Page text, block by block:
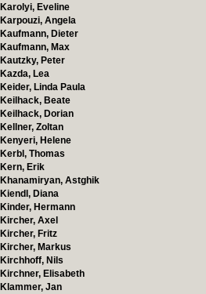
Karolyi, Eveline
Karpouzi, Angela
Kaufmann, Dieter
Kaufmann, Max
Kautzky, Peter
Kazda, Lea
Keider, Linda Paula
Keilhack, Beate
Keilhack, Dorian
Kellner, Zoltan
Kenyeri, Helene
Kerbl, Thomas
Kern, Erik
Khanamiryan, Astghik
Kiendl, Diana
Kinder, Hermann
Kircher, Axel
Kircher, Fritz
Kircher, Markus
Kirchhoff, Nils
Kirchner, Elisabeth
Klammer, Jan